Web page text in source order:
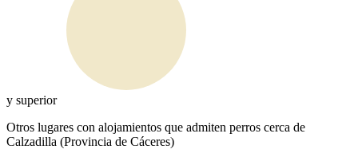
y superior
Otros lugares con alojamientos que admiten perros cerca de
Calzadilla (Provincia de Cáceres)